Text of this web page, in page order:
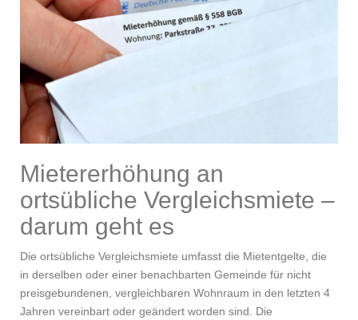
Mietererhöhung an
ortsübliche Vergleichsmiete –
darum geht es
Die ortsübliche Vergleichsmiete umfasst die Mietentgelte, die
in derselben oder einer benachbarten Gemeinde für nicht
preisgebundenen, vergleichbaren Wohnraum in den letzten 4
Jahren vereinbart oder geändert worden sind. Die